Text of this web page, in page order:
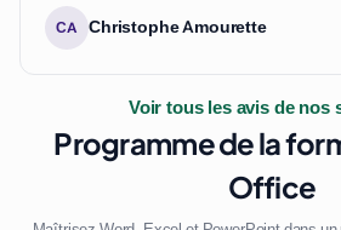
CA Christophe Amourette
Voir tous les avis de nos
Programme de la
Office